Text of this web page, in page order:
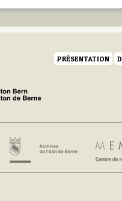
PRÉSENTATION